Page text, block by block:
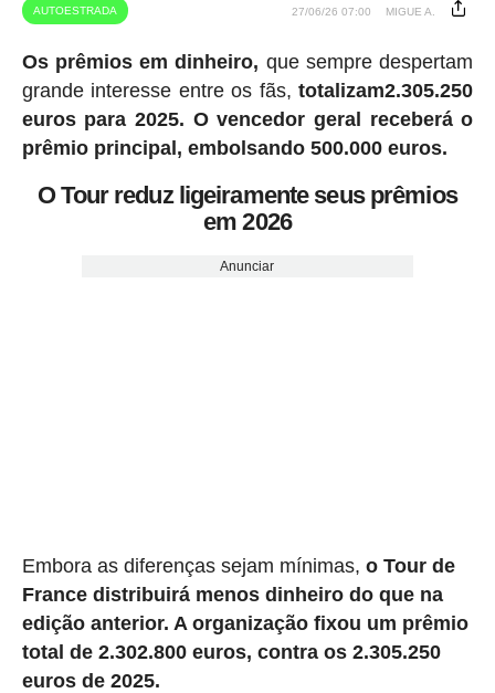
AUTOESTRADA 27/06/26 07:00 MIGUE A.
Os prêmios em dinheiro, que sempre despertam
grande interesse entre os fãs,totalizam2.305.250
euros para 2025. O vencedor geral receberá o
prêmio principal, embolsando 500.000 euros.
O Tour reduz ligeiramente seus prêmios
em 2026
Anunciar
Embora as diferenças sejam mínimas, o Tour de
France distribuirá menos dinheiro do que na
edição anterior. A organização fixou um prêmio
total de 2.302.800 euros, contra os 2.305.250
euros de 2025.